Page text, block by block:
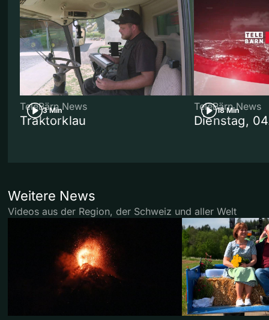
3 Min
TeleBärn News
Traktorklau
18 Min
TeleBärn News
Dienstag,
Weitere News
Videos aus der Region, der Schweiz und aller Welt